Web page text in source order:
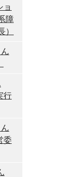
ョ
障
）
行
委